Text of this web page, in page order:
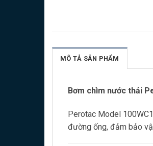
MÔ TẢ SẢN PHẨM
Bơm chìm nước thải
Perotac Model
đường ống, đảm bảo